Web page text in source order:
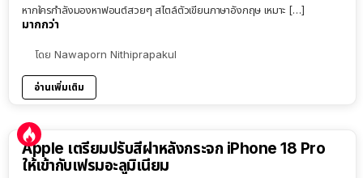
หากใครกำลังมองหาฟอนต์สวยๆ สไตล์ตัวเขียนภาษาอังกฤษ เหมาะ […]
มากกว่า
โดย Nawaporn Nithiprapakul
อ่านเพิ่มเติม
Apple เตรียมปรับสีฝาหลังกระจก iPhone 18 Pro
ให้เข้ากับเฟรมอะลูมิเนียม